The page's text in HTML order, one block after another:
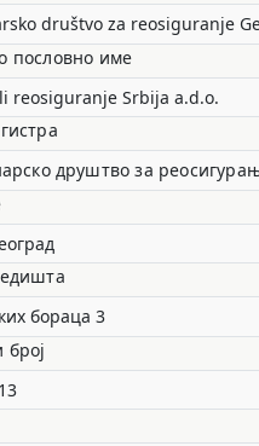
пословно име
друштво за